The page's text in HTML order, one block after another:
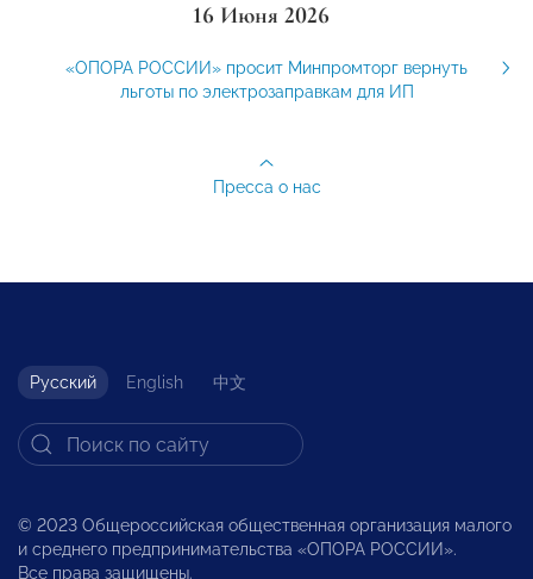
16 Июня 2026
«ОПОРА РОССИИ» просит Минпромторг вернуть
льготы по электрозаправкам для ИП
Пресса о нас
Русский English 中文
© 2023 Общероссийская общественная организация малого
и среднего предпринимательства «ОПОРА РОССИИ».
Все права защищены.